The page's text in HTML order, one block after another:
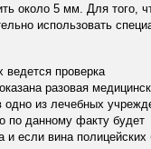
около 5 мм. Для того,
использовать
проверка
разовая
одно из лечебных
по данному факту будет
и если вина полицейских